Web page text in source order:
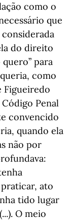
como o
que
considerada
do direito
para
como
Figueiredo
Penal
convencido
quando ela
não por
ato
tido lugar
O meio